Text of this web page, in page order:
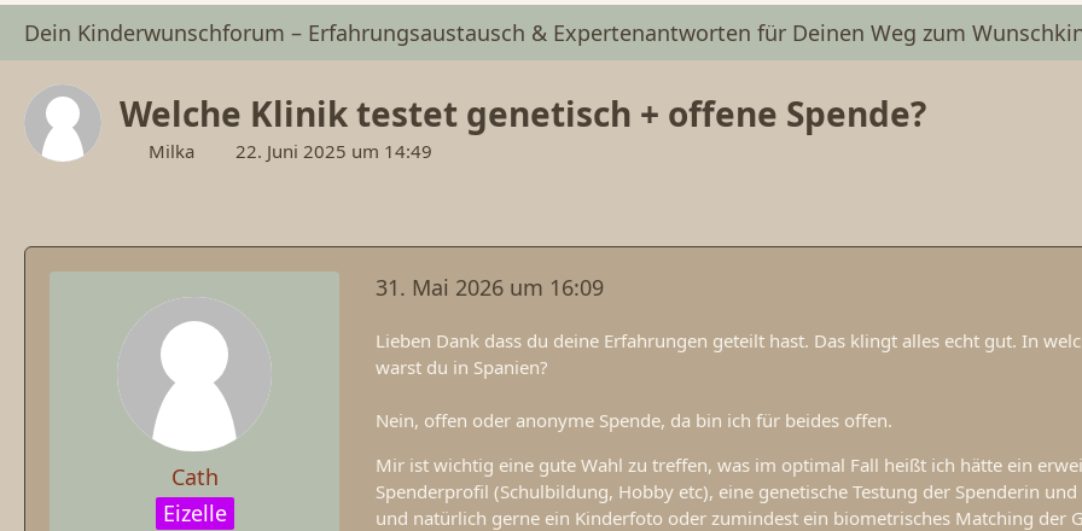
Dein Kinderwunschforum – Erfahrungsaustausch & Expertenantworten für Deinen Weg zum
Welche Klinik testet genetisch + offene Spende?
Milka 22. Juni 2025 um 14:49
Cath
Eizelle
31. Mai 2026 um 16:09
Lieben Dank dass du deine Erfahrungen geteilt hast. Das klingt alles echt gut. In
warst du in Spanien?
Nein, offen oder anonyme Spende, da bin ich für beides offen.
Mir ist wichtig eine gute Wahl zu treffen, was im optimal Fall heißt ich hätte ein
Spenderprofil (Schulbildung, Hobby etc), eine genetische Testung der Spenderin und
und natürlich gerne ein Kinderfoto oder zumindest ein biometrisches Matching der